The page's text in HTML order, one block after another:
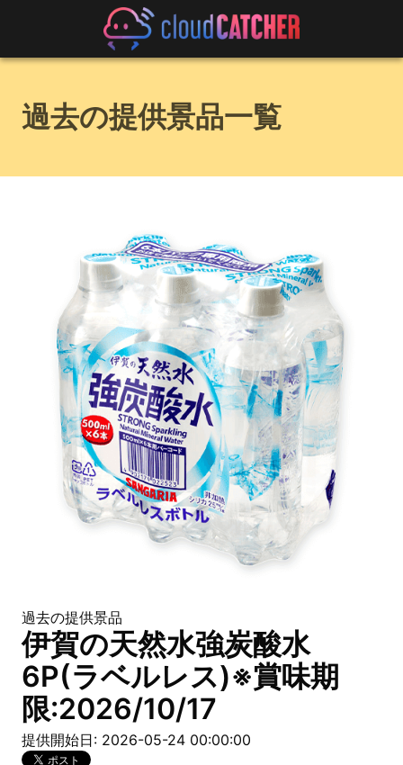
過去の提供景品一覧
過去の提供景品
伊賀の天然水強炭酸水
6P(ラベルレス)※賞味期
限:2026/10/17
提供開始日: 2026-05-24 00:00:00